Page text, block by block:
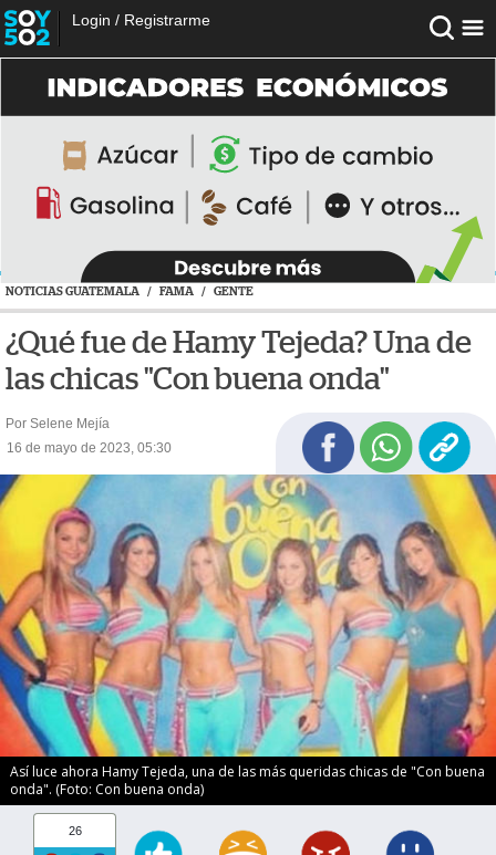
Login / Registrarme
NOTICIAS GUATEMALA / FAMA / GENTE
¿Qué fue de Hamy Tejeda? Una de
las chicas "Con buena onda"
Por Selene Mejía
16 de mayo de 2023, 05:30
Así luce ahora Hamy Tejeda, una de las más queridas chicas de "Con buena
onda". (Foto: Con buena onda)
26